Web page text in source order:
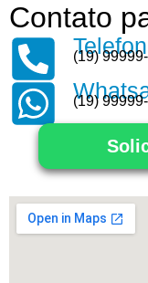
Contato
(19)
(19)